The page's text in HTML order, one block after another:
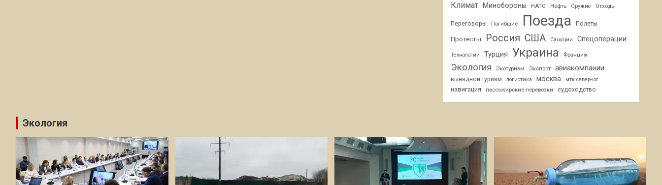
Климат Минобороны НАТО Нефть Оружие Отходы
Переговоры Погибшие Поезда Полеты
Протесты Россия США Санкции Спецоперации
Технологии Турция Украина Франция
Экология Экотуризм Экспорт авиакомпании
выездной туризм логистика москва мтк север-юг
навигация пассажирские перевозки судоходство
Экология